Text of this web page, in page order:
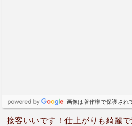
画像は著作権で保護され
接客いいです！仕上がりも綺麗で